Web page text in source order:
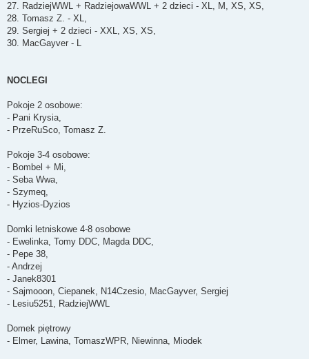
27. RadziejWWL + RadziejowaWWL + 2 dzieci - XL, M, XS, XS,
28. Tomasz Z. - XL,
29. Sergiej + 2 dzieci - XXL, XS, XS,
30. MacGayver - L
NOCLEGI
Pokoje 2 osobowe:
- Pani Krysia,
- PrzeRuSco, Tomasz Z.
Pokoje 3-4 osobowe:
- Bombel + Mi,
- Seba Wwa,
- Szymeq,
- Hyzios-Dyzios
Domki letniskowe 4-8 osobowe
- Ewelinka, Tomy DDC, Magda DDC,
- Pepe 38,
- Andrzej
- Janek8301
- Sajmooon, Ciepanek, N14Czesio, MacGayver, Sergiej
- Lesiu5251, RadziejWWL
Domek piętrowy
- Elmer, Lawina, TomaszWPR, Niewinna, Miodek